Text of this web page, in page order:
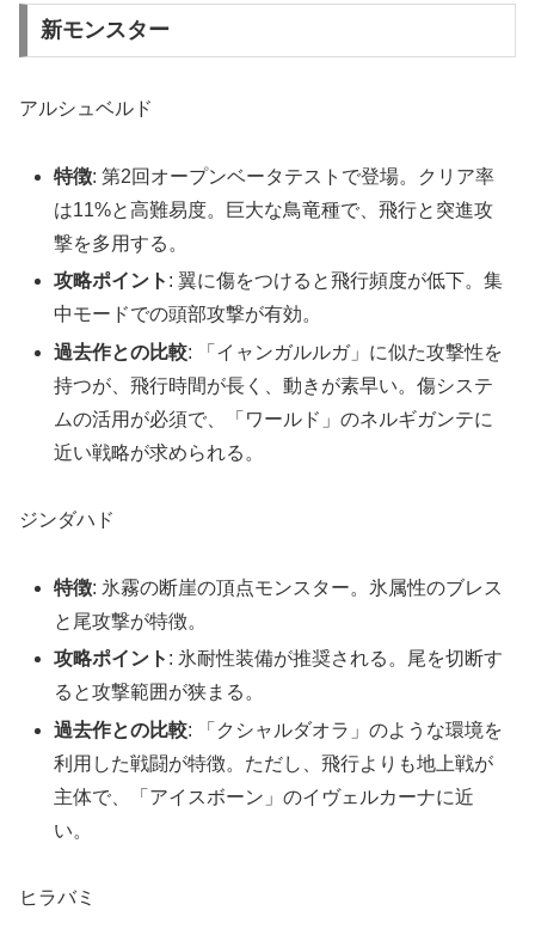
新モンスター
アルシュベルド
特徴: 第2回オープンベータテストで登場。クリア率
は11%と高難易度。巨大な鳥竜種で、飛行と突進攻
撃を多用する。
攻略ポイント : 翼に傷をつけると飛行頻度が低下。集
中モードでの頭部攻撃が有効。
過去作との比較: 「イャンガルルガ」に似た攻撃性を
持つが、飛行時間が長く、動きが素早い。傷システ
ムの活用が必須で、「ワールド」のネルギガンテに
近い戦略が求められる。
ジンダハド
特徴: 氷霧の断崖の頂点モンスター。氷属性のブレス
と尾攻撃が特徴。
攻略ポイント : 氷耐性装備が推奨される。尾を切断す
ると攻撃範囲が狭まる。
過去作との比較: 「クシャルダオラ」のような環境を
利用した戦闘が特徴。ただし、飛行よりも地上戦が
主体で、「アイスボーン」のイヴェルカーナに近
い。
ヒラバミ